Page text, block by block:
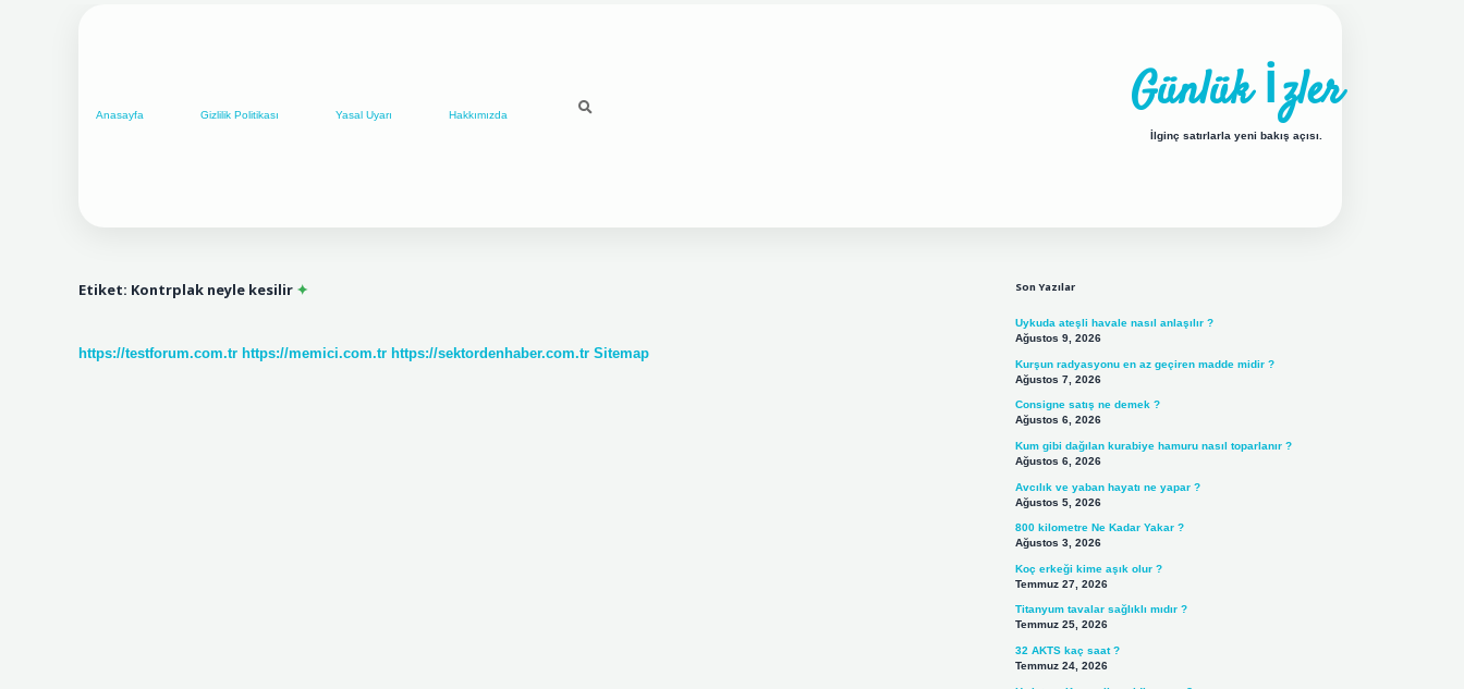
Anasayfa Gizlilik Politikası Yasal Uyarı Hakkımızda Günlük İzler
İlginç satırlarla yeni bakış açısı.
Etiket: Kontrplak neyle kesilir
https://testforum.com.tr https://memici.com.tr https://sektordenhaber.com.tr Sitemap
Son Yazılar
Uykuda ateşli havale nasıl anlaşılır ?
Ağustos 9, 2026
Kurşun radyasyonu en az geçiren madde midir ?
Ağustos 7, 2026
Consigne satış ne demek ?
Ağustos 6, 2026
Kum gibi dağılan kurabiye hamuru nasıl toparlanır ?
Ağustos 6, 2026
Avcılık ve yaban hayatı ne yapar ?
Ağustos 5, 2026
800 kilometre Ne Kadar Yakar ?
Ağustos 3, 2026
Koç erkeği kime aşık olur ?
Temmuz 27, 2026
Titanyum tavalar sağlıklı mıdır ?
Temmuz 25, 2026
32 AKTS kaç saat ?
Temmuz 24, 2026